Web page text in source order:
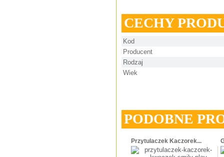
CECHY
Kod
Producent
Rodzaj
Wiek
PODOBNE
Przytulaczek Kaczorek...